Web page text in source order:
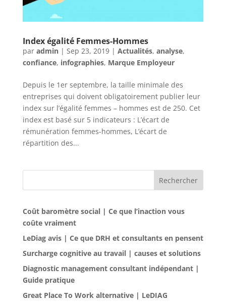
Index égalité Femmes-Hommes
par admin| Sep 23, 2019| Actualités, analyse,
confiance, infographies, Marque Employeur
Depuis le 1er septembre, la taille minimale des
entreprises qui doivent obligatoirement publier leur
index sur l’égalité femmes – hommes est de 250. Cet
index est basé sur 5 indicateurs : L’écart de
rémunération femmes-hommes, L’écart de
répartition des...
Rechercher
Coût baromètre social | Ce que l’inaction vous
coûte vraiment
LeDiag avis | Ce que DRH et consultants en pensent
Surcharge cognitive au travail | causes et solutions
Diagnostic management consultant indépendant |
Guide pratique
Great Place To Work alternative | LeDIAG